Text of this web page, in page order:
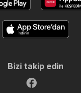
Bizi takip edin